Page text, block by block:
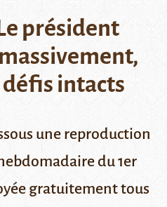
président
défis intacts
une reproduction
du 1er
gratuitement tous